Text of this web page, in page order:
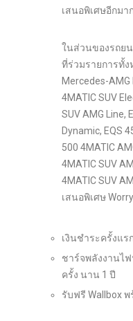
เสนอพิเศษอีกมา
ในส่วนของรถย
ที่ร่วมรายการทั้ง
Mercedes-AMG
4MATIC SUV
SUV AMG Line,
Dynamic, EQS
500 4MATIC
4MATIC SUV
4MATIC SUV
เสนอพิเศษ
เงินชำระครั้งแร
ชาร์จพลังงานไ
ครั้ง นาน 1 ปี
รับฟรี Wallbox